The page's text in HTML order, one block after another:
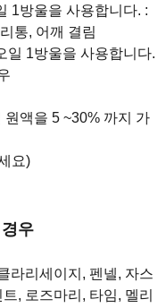
1방울을 사용합니다. :
통, 어깨 결림
일 1방울을 사용합니다.
액을 5 ~30% 까지 가
요)
우
라리세이지, 펜넬, 자스
, 로즈마리, 타임, 멜리